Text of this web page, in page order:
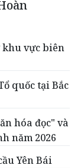
vực biên
quốc tại Bắc
hóa đọc" và
năm 2026
Yên Bái